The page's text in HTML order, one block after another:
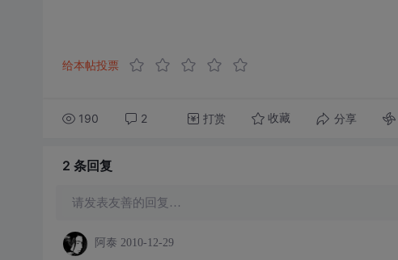
给本帖投票
190 2 打赏 收藏 分享
2 条回复
请发表友善的回复…
阿泰 2010-12-29